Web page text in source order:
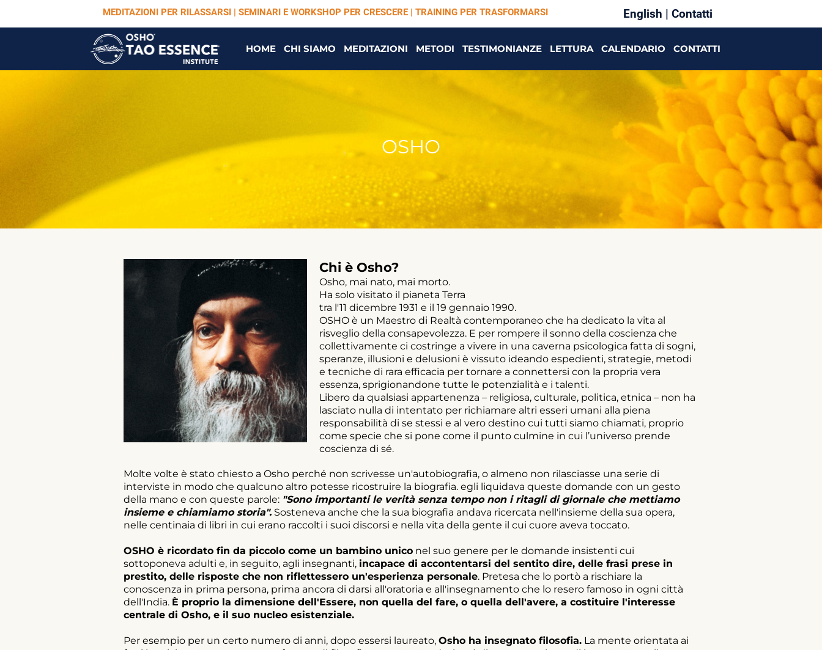
MEDITAZIONI PER RILASSARSI | SEMINARI E WORKSHOP PER CRESCERE | TRAINING PER TRASFORMARSI English | Contatti
HOME CHI SIAMO MEDITAZIONI METODI TESTIMONIANZE LETTURA CALENDARIO CONTATTI
OSHO
Chi è Osho?
Osho, mai nato, mai morto.
Ha solo visitato il pianeta Terra
tra l'11 dicembre 1931 e il 19 gennaio 1990.
OSHO è un Maestro di Realtà contemporaneo che ha dedicato la vita al
risveglio della consapevolezza. E per rompere il sonno della coscienza che
collettivamente ci costringe a vivere in una caverna psicologica fatta di sogni,
speranze, illusioni e delusioni è vissuto ideando espedienti, strategie, metodi
e tecniche di rara efficacia per tornare a connettersi con la propria vera
essenza, sprigionandone tutte le potenzialità e i talenti.
Libero da qualsiasi appartenenza – religiosa, culturale, politica, etnica – non ha
lasciato nulla di intentato per richiamare altri esseri umani alla piena
responsabilità di se stessi e al vero destino cui tutti siamo chiamati, proprio
come specie che si pone come il punto culmine in cui l’universo prende
coscienza di sé.
Molte volte è stato chiesto a Osho perché non scrivesse un'autobiografia, o almeno non rilasciasse una serie di
interviste in modo che qualcuno altro potesse ricostruire la biografia. egli liquidava queste domande con un gesto
della mano e con queste parole: "Sono importanti le verità senza tempo non i ritagli di giornale che mettiamo
insieme e chiamiamo storia". Sosteneva anche che la sua biografia andava ricercata nell'insieme della sua opera,
nelle centinaia di libri in cui erano raccolti i suoi discorsi e nella vita della gente il cui cuore aveva toccato.
OSHO è ricordato fin da piccolo come un bambino unico nel suo genere per le domande insistenti cui
sottoponeva adulti e, in seguito, agli insegnanti, incapace di accontentarsi del sentito dire, delle frasi prese in
prestito, delle risposte che non riflettessero un'esperienza personale. Pretesa che lo portò a rischiare la
conoscenza in prima persona, prima ancora di darsi all'oratoria e all'insegnamento che lo resero famoso in ogni città
dell'India. È proprio la dimensione dell'Essere, non quella del fare, o quella dell'avere, a costituire l'interesse
centrale di Osho, e il suo nucleo esistenziale.
Per esempio per un certo numero di anni, dopo essersi laureato, Osho ha insegnato filosofia. La mente orientata ai